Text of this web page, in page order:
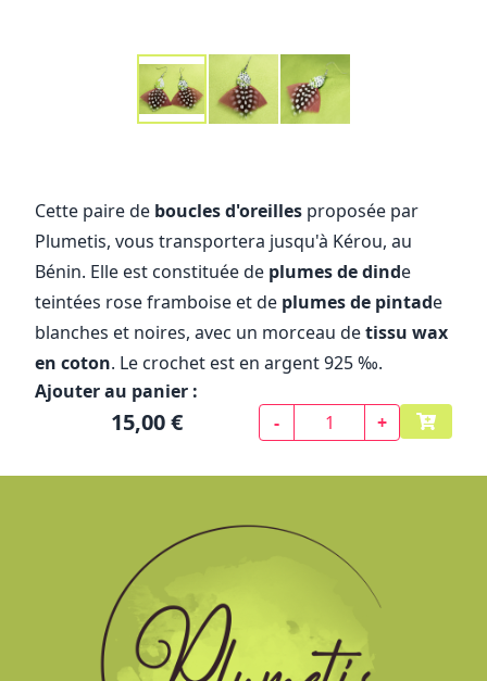
Cette paire de boucles d'oreilles proposée par
Plumetis, vous transportera jusqu'à Kérou, au
Bénin. Elle est constituée de plumes de dinde
teintées rose framboise et de plumes de pintade
blanches et noires, avec un morceau detissu wax
en coton. Le crochet est en argent 925 ‰.
Ajouter au panier :
15,00 € - +